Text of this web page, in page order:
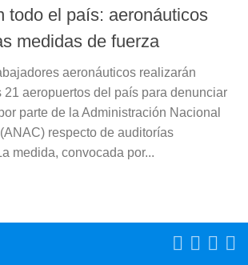
todo el país: aeronáuticos
medidas de fuerza
aeronáuticos realizarán
21 aeropuertos del país para denunciar
parte de la Administración Nacional
respecto de auditorías
medida, convocada por...